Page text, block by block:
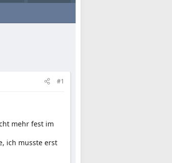
#1
mehr fest im
ich musste erst